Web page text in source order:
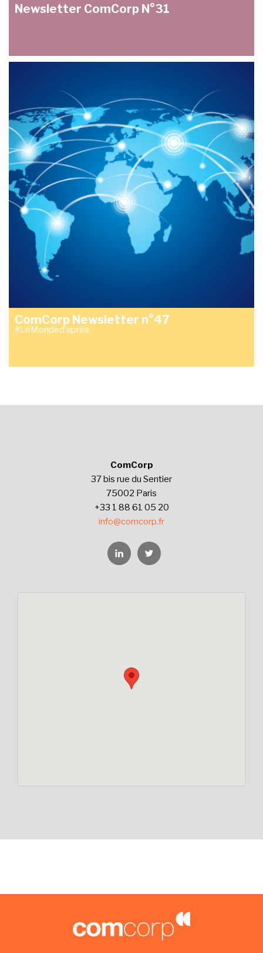
Newsletter ComCorp N°31
ComCorp Newsletter n°47
#LeMonded’après
ComCorp
37 bis rue du Sentier
75002 Paris
+33 1 88 61 05 20
info@comcorp.fr
LinkedinTwitter